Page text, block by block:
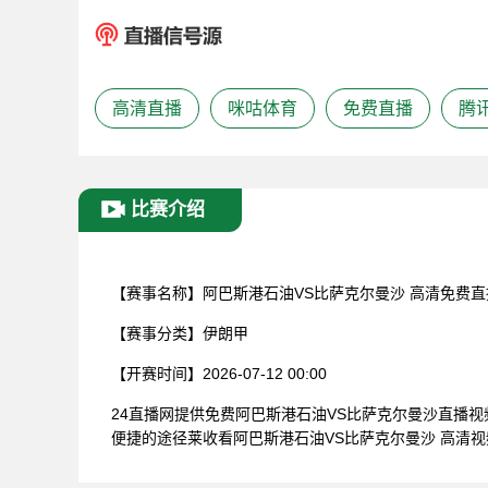
高清直播 咪咕体育 免费直播 腾
比赛介绍
【赛事名称】 阿巴斯港石油VS比萨克尔曼沙 高清免费
【赛事分类】 伊朗甲
【开赛时间】 2026-07-12 00:00
24直播网提供免费阿巴斯港石油VS比萨克尔曼沙直播
便捷的途径莱收看阿巴斯港石油VS比萨克尔曼沙 高清